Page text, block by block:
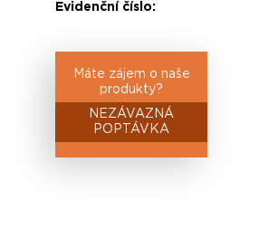
Evidenční číslo:
Máte zájem o naše
produkty?
NEZÁVAZNÁ
POPTÁVKA